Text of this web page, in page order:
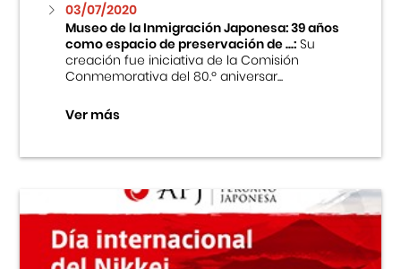
03/07/2020
Museo de la Inmigración Japonesa: 39 años
como espacio de preservación de ...:Su
creación fue iniciativa de la Comisión
Conmemorativa del 80.º aniversar...
Ver más